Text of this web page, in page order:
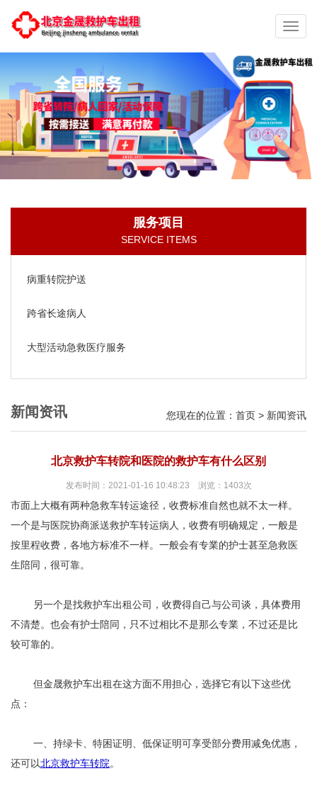
切
换
导
航
服务项目
SERVICE ITEMS
病重转院护送
跨省长途病人
大型活动急救医疗服务
新闻资讯 您现在的位置： 首页 > 新闻资讯
北京救护车转院和医院的救护车有什么区别
发布时间：2021-01-16 10:48:23 浏览：1403次
市面上大概有两种急救车转运途径，收费标准自然也就不太一样。
一个是与医院协商派送救护车转运病人，收费有明确规定，一般是
按里程收费，各地方标准不一样。一般会有专業的护士甚至急救医
生陪同，很可靠。
另一个是找救护车出租公司，收费得自己与公司谈，具体费用
不清楚。也会有护士陪同，只不过相比不是那么专業，不过还是比
较可靠的。
但金晟救护车出租在这方面不用担心，选择它有以下这些优
点：
一、持绿卡、特困证明、低保证明可享受部分费用减免优惠，
还可以北京救护车转院。